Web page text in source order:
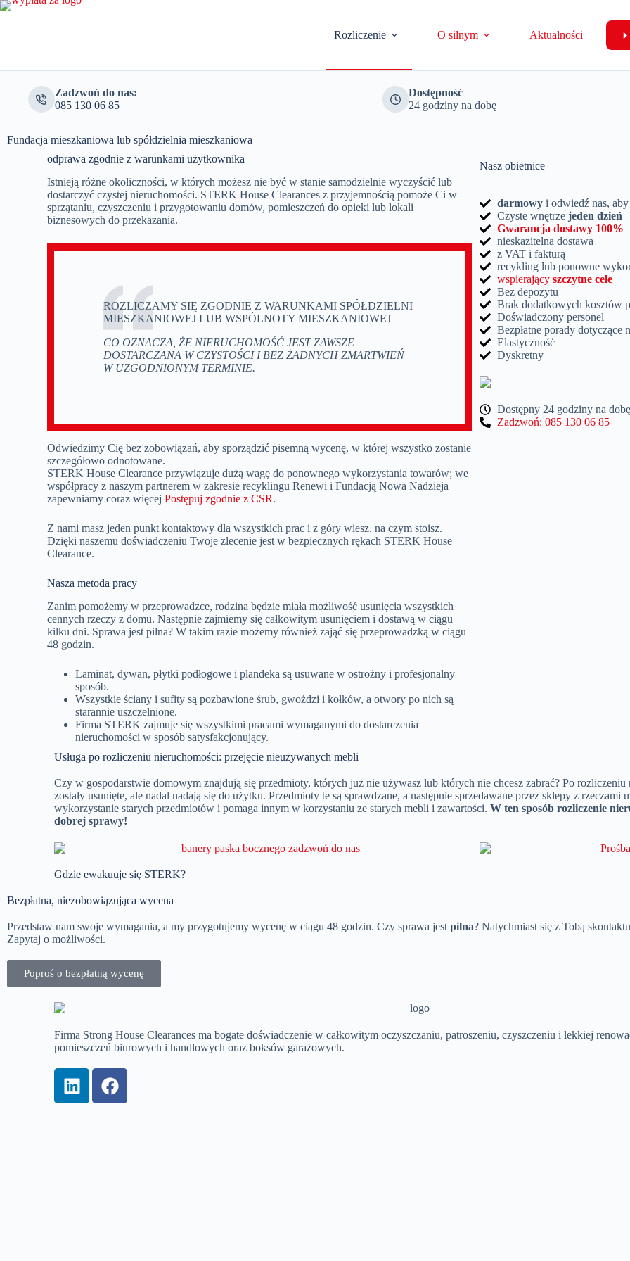
Rozliczenie O silnym Aktualności
Zadzwoń do nas:
085 130 06 85
Dostępność
24 godziny na dobę
Fundacja mieszkaniowa lub spółdzielnia mieszkaniowa
odprawa zgodnie z warunkami użytkownika
Istnieją różne okoliczności, w których możesz nie być w stanie samodzielnie wyczyścić lub
dostarczyć czystej nieruchomości. STERK House Clearances z przyjemnością pomoże Ci w
sprzątaniu, czyszczeniu i przygotowaniu domów, pomieszczeń do opieki lub lokali
biznesowych do przekazania.
ROZLICZAMY SIĘ ZGODNIE Z WARUNKAMI SPÓŁDZIELNI
MIESZKANIOWEJ LUB WSPÓLNOTY MIESZKANIOWEJ
CO OZNACZA, ŻE NIERUCHOMOŚĆ JEST ZAWSZE
DOSTARCZANA W CZYSTOŚCI I BEZ ŻADNYCH ZMARTWIEŃ
W UZGODNIONYM TERMINIE.
Odwiedzimy Cię bez zobowiązań, aby sporządzić pisemną wycenę, w której wszystko zostanie
szczegółowo odnotowane.
STERK House Clearance przywiązuje dużą wagę do ponownego wykorzystania towarów; we
współpracy z naszym partnerem w zakresie recyklingu Renewi i Fundacją Nowa Nadzieja
zapewniamy coraz więcejPostępuj zgodnie z CSR.
Z nami masz jeden punkt kontaktowy dla wszystkich prac i z góry wiesz, na czym stoisz.
Dzięki naszemu doświadczeniu Twoje zlecenie jest w bezpiecznych rękach STERK House
Clearance.
Nasza metoda pracy
Zanim pomożemy w przeprowadzce, rodzina będzie miała możliwość usunięcia wszystkich
cennych rzeczy z domu. Następnie zajmiemy się całkowitym usunięciem i dostawą w ciągu
kilku dni. Sprawa jest pilna? W takim razie możemy również zająć się przeprowadzką w ciągu
48 godzin.
Laminat, dywan, płytki podłogowe i plandeka są usuwane w ostrożny i profesjonalny
sposób.
Wszystkie ściany i sufity są pozbawione śrub, gwoździ i kołków, a otwory po nich są
starannie uszczelnione.
Firma STERK zajmuje się wszystkimi pracami wymaganymi do dostarczenia
nieruchomości w sposób satysfakcjonujący.
Nasz obietnice
darmowy i odwiedź nas,
Czyste wnętrze jeden dzień
Gwarancja dostawy 100%
nieskazitelna dostawa
z VAT i fakturą
recykling lub ponowne
wspierający szczytne cele
Bez depozytu
Brak dodatkowych kosztów
Doświadczony personel
Bezpłatne porady dotyczące
Elastyczność
Dyskretny
Dostępny 24 godziny na dobę
Zadzwoń: 085 130 06 85
Usługa po rozliczeniu nieruchomości: przejęcie nieużywanych mebli
Czy w gospodarstwie domowym znajdują się przedmioty, których już nie używasz lub których nie chcesz zabrać? Po
zostały usunięte, ale nadal nadają się do użytku. Przedmioty te są sprawdzane, a następnie sprzedawane przez sklepy z
wykorzystanie starych przedmiotów i pomaga innym w korzystaniu ze starych mebli i zawartości.W ten sposób rozliczenie
dobrej sprawy!
Gdzie ewakuuje się STERK?
Bezpłatna, niezobowiązująca wycena
Przedstaw nam swoje wymagania, a my przygotujemy wycenę w ciągu 48 godzin. Czy sprawa jest pilna? Natychmiast się z Tobą
Zapytaj o możliwości.
Poproś o bezpłatną wycenę
Firma Strong House Clearances ma bogate doświadczenie w całkowitym oczyszczaniu, patroszeniu, czyszczeniu i lekkiej
pomieszczeń biurowych i handlowych oraz boksów garażowych.